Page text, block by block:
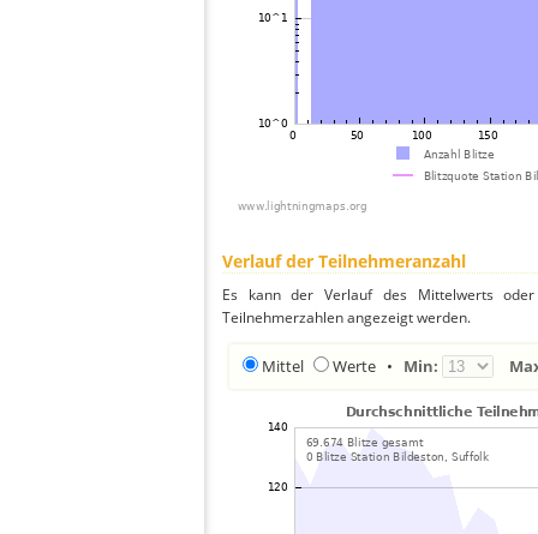
Verlauf der Teilnehmeranzahl
Es kann der Verlauf des Mittelwerts
Teilnehmerzahlen angezeigt werden.
Mittel Werte • Min: